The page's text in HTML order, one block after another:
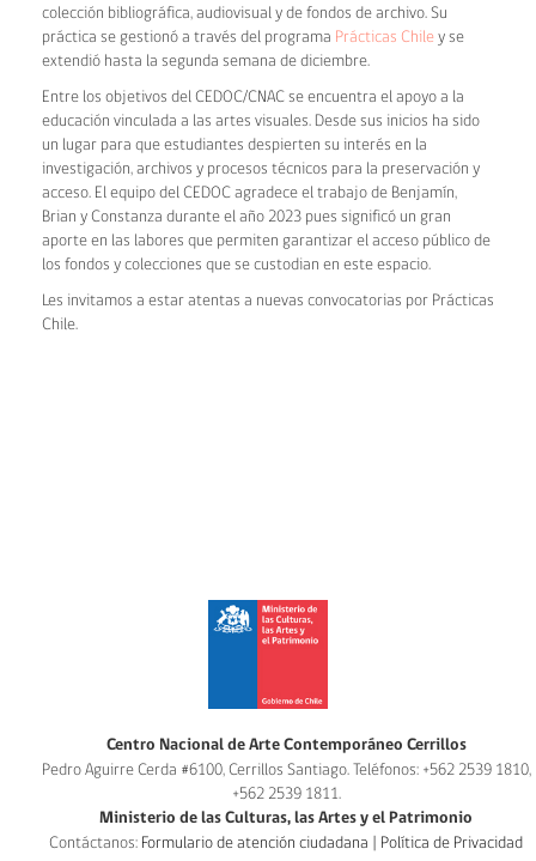
colección bibliográfica, audiovisual y de fondos de archivo. Su
práctica se gestionó a través del programa Prácticas Chile y se
extendió hasta la segunda semana de diciembre.
Entre los objetivos del CEDOC/CNAC se encuentra el apoyo a la
educación vinculada a las artes visuales. Desde sus inicios ha sido
un lugar para que estudiantes despierten su interés en la
investigación, archivos y procesos técnicos para la preservación y
acceso. El equipo del CEDOC agradece el trabajo de Benjamín,
Brian y Constanza durante el año 2023 pues significó un gran
aporte en las labores que permiten garantizar el acceso público de
los fondos y colecciones que se custodian en este espacio.
Les invitamos a estar atentas a nuevas convocatorias por Prácticas
Chile.
Centro Nacional de Arte Contemporáneo Cerrillos
Pedro Aguirre Cerda #6100, Cerrillos Santiago. Teléfonos: +562 2539 1810,
+562 2539 1811.
Ministerio de las Culturas, las Artes y el Patrimonio
Contáctanos: Formulario de atención ciudadana Política de Privacidad